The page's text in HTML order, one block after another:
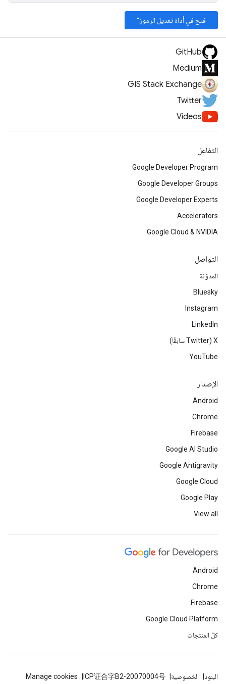
فتح في أداة تعديل الرموز"
GitHub
Medium
GIS Stack Exchange
Twitter
Videos
التفاعل
Google Developer Program
Google Developer Groups
Google Developer Experts
Accelerators
Google Cloud & NVIDIA
التواصل
المدوّنة
Bluesky
Instagram
LinkedIn
‫X ‏(Twitter سابقًا)
YouTube
الإصدار
Android
Chrome
Firebase
Google AI Studio
Google Antigravity
Google Cloud
Google Play
View all
Android
Chrome
Firebase
Google Cloud Platform
كلّ المنتجات
البنود الخصوصية ICP证合字B2-20070004号
Manage cookies